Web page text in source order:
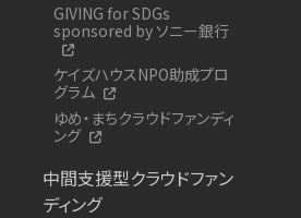
GIVING for SDGs
sponsored by ソニー銀行
ケイズハウスNPO助成プロ
グラム
ゆめ・まちクラウドファンディ
ング
中間支援型クラウドファン
ディング